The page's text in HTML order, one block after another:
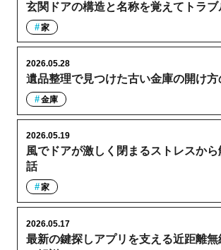
玄関ドアの構造と名称を覚えてトラブ
家
遺品整理で見つけた古い金庫の開け方
2026.05.28
金庫
風でドアが激しく閉まるストレスから
話
2026.05.19
家
最新の鍵探しアプリを支える近距離
2026.05.17